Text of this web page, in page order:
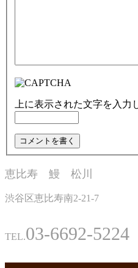
上に表示された文字を入力
恵比寿 鰻 松川
渋谷区恵比寿南2-21-7
TEL.03-6692-5224